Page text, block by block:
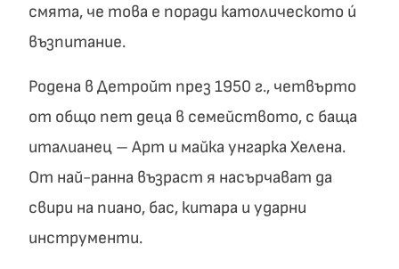
смята, че това е поради католическото ú
възпитание.
Родена в Детройт през 1950 г., четвърто
от общо пет деца в семейството, с баща
италианец – Арт и майка унгарка Хелена.
От най-ранна възраст я насърчават да
свири на пиано, бас, китара и ударни
инструменти.